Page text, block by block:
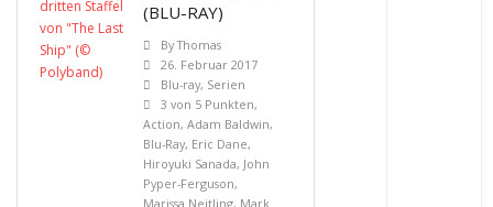
(BLU-RAY)
ByThomas
26. Februar 2017
Blu-ray, Serien
3 von 5 Punkten,
Action, Adam Baldwin,
Blu-Ray, Eric Dane,
Hiroyuki Sanada, John
Pyper-Ferguson,
Marissa Neitling, Mark